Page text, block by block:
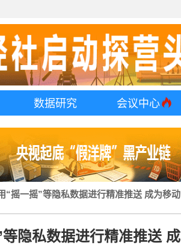
数据研究 会议中心
“摇一摇”等隐私数据进行精准推送 成为移动
隐私数据进行精准推送 成